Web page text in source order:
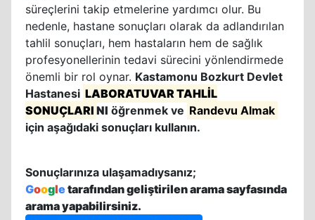
süreçlerini takip etmelerine yardımcı olur. Bu
nedenle, hastane sonuçları olarak da adlandırılan
tahlil sonuçları, hem hastaların hem de sağlık
profesyonellerinin tedavi sürecini yönlendirmede
önemli bir rol oynar. Kastamonu Bozkurt Devlet
Hastanesi LABORATUVAR TAHLİL
SONUÇLARI NI öğrenmek ve Randevu Almak
için aşağıdaki sonuçları kullanın.
Sonuçlarınıza ulaşamadıysanız;
Googletarafından geliştirilen arama sayfasında
arama yapabilirsiniz.